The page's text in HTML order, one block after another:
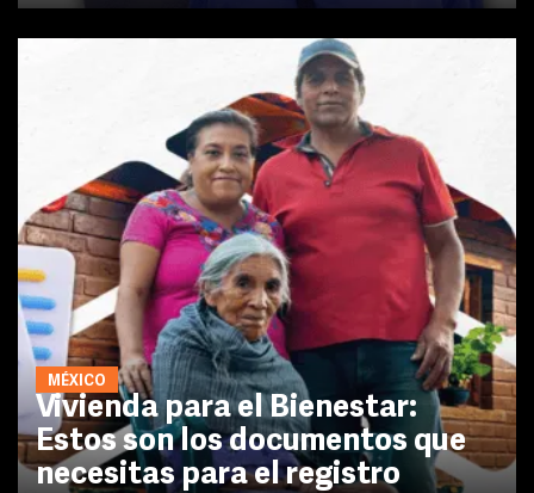
MÉXICO
Vivienda para el Bienestar:
Estos son los documentos que
necesitas para el registro